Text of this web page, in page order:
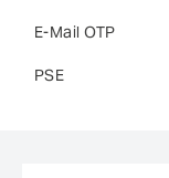
E-Mail OTP
PSE